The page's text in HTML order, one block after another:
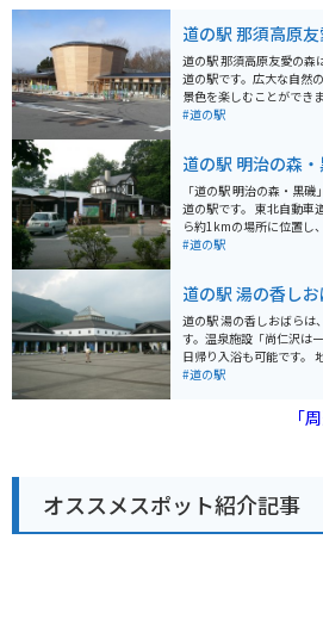
道の駅 那須高原
道の駅 那須高原友愛の森
道の駅です。広大な自然
景色を楽しむことができます。 地元の新鮮な野
をはじめ、お土産や特産
場合、駐車場も広く、休
には、那須高原の観光
ーリングの拠点としてもおすすめ
泉や遊園地、美術館など
道の駅 那須高原友愛の森
#道の駅
道の駅 明治の森
「道の駅 明治の森・黒
道の駅です。 東北自動車道 黒磯板室インターチェンジか
ら約1kmの場所に位置し、ア
には、地元の新鮮な野菜
す。 濃厚でコクのある味わいは、一度食べたら忘れられ
ない美味しさです。 また、道の駅に隣接して、明治時代
に開拓が始まった「明治
す。 園内には、当時の面影を残すレンガ造りの建物や、
美しい自然を楽しむこと
など、観光スポットも
#道の駅
道の駅 湯の香しお
道の駅 湯の香しおばらは
す。温泉施設「尚仁沢は
日帰り入浴も可能です。 地元の新鮮な野菜や特産品を販
売する直売所、そばやう
すので安心です。周辺
でしょうか。
#道の駅
「
オススメスポット紹介記事